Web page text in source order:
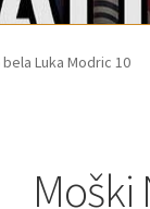
Luka Modric 10